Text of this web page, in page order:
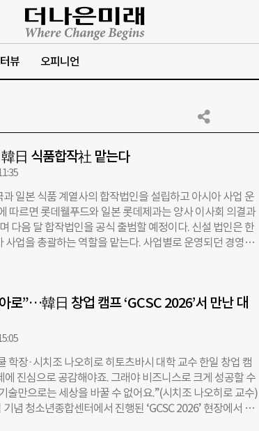
뷰 오피니언
日 식품합작社 맡는다
일본 식품 계열사의 합작법인을 설립하고 아시아 사업 운
따르면 롯데웰푸드와 일본 롯데제과는 양사 이사회 의결과
다음 달 합작법인을 공식 출범할 예정이다. 신설 법인은 한
사업을 총괄하는 역할을 맡는다. 사업별로 운영되던 경영관
통해 신 회장은 양사간 협력을 통한 글로벌 경쟁력 강화를
시장의 성장세가 둔화되는 상황에서 해외 사업을 핵심 성
에 따른 것이라고 롯데 측은 전했다. 기존의 한일(韓日) 회
원으로 전년 대비 14.4% 늘어났다. 일본 롯데제과는 인도
원의 해외 매출을 올렸다. 이번에 새로 출범하는 합작사는
체계를 통합하고 공동 연구개발을 통한 신제품 출시 등을 추
장남인 신유열 롯데지주 미래성장실장이 합작법인 이사회
로”…韓日 창업 캠프 ‘GCSC 2026’서 만난 대
학장·시치조 나오히로 히토츠바시 대학 교수 한일 창업 캠
에 진심으로 공감해야죠. 그래야 비즈니스로 크게 성공할 수
술만으로는 세상을 바꿀 수 없어요.”(시치조 나오히로 교수)
념 청소년종합센터에서 진행된 ‘GCSC 2026’ 현장에서 장